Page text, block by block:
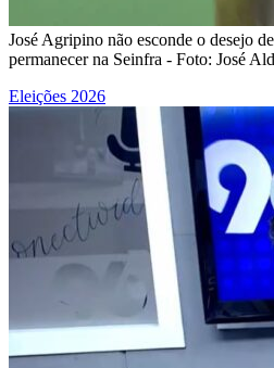
José Agripino não esconde o desejo
permanecer na Seinfra - Foto: José
Eleições 2026